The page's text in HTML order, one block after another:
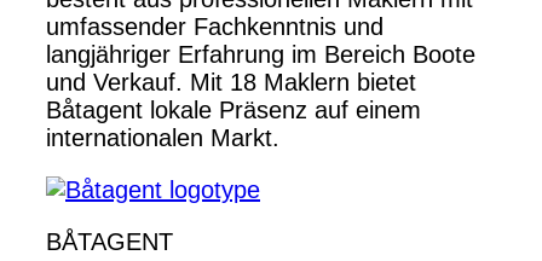
umfassender Fachkenntnis und
langjähriger Erfahrung im Bereich Boote
und Verkauf. Mit 18 Maklern bietet
Båtagent lokale Präsenz auf einem
internationalen Markt.
BÅTAGENT